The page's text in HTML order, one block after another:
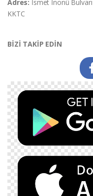
Adres: İsmet İnonü
KKTC
BİZİ TAKİP EDİN